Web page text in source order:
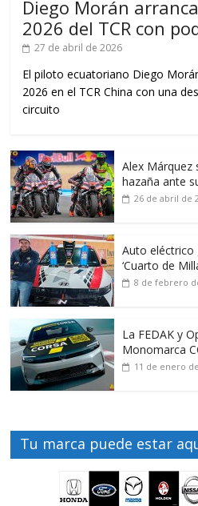
Diego Morán
2026 del TCR con
27 de abril de 2026
El piloto ecuatoriano Diego
2026 en el TCR China con una
circuito
Alex Márquez
hazaña ante
26 de abril de
Auto eléctrico
‘Cuarto de
8 de febrero
La FEDAK y
Monomarca
11 de enero
Tu marca puede estar